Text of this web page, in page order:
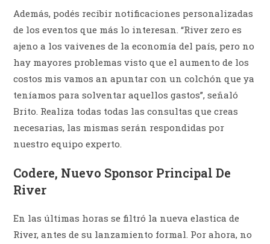
Además, podés recibir notificaciones personalizadas
de los eventos que más lo interesan. “River zero es
ajeno a los vaivenes de la economía del país, pero no
hay mayores problemas visto que el aumento de los
costos mis vamos an apuntar con un colchón que ya
teníamos para solventar aquellos gastos”, señaló
Brito. Realiza todas todas las consultas que creas
necesarias, las mismas serán respondidas por
nuestro equipo experto.
Codere, Nuevo Sponsor Principal De
River
En las últimas horas se filtró la nueva elastica de
River, antes de su lanzamiento formal. Por ahora, no